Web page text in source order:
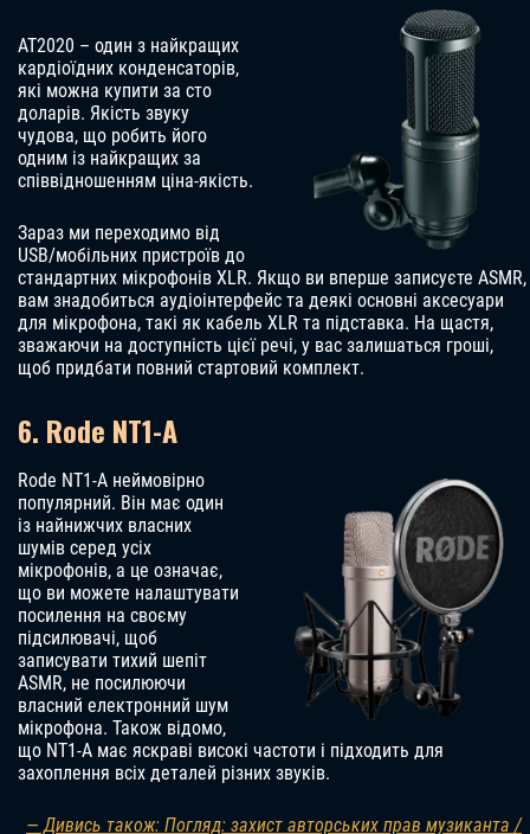
AT2020 – один з найкращих
кардіоїдних конденсаторів,
які можна купити за сто
доларів. Якість звуку
чудова, що робить його
одним із найкращих за
співвідношенням ціна-якість.
Зараз ми переходимо від
USB/мобільних пристроїв до
стандартних мікрофонів XLR. Якщо ви вперше записуєте ASMR,
вам знадобиться аудіоінтерфейс та деякі основні аксесуари
для мікрофона, такі як кабель XLR та підставка. На щастя,
зважаючи на доступність цієї речі, у вас залишаться гроші,
щоб придбати повний стартовий комплект.
6. Rode NT1-A
Rode NT1-A неймовірно
популярний. Він має один
із найнижчих власних
шумів серед усіх
мікрофонів, а це означає,
що ви можете налаштувати
посилення на своєму
підсилювачі, щоб
записувати тихий шепіт
ASMR, не посилюючи
власний електронний шум
мікрофона. Також відомо,
що NT1-A має яскраві високі частоти і підходить для
захоплення всіх деталей різних звуків.
— Дивись також: Погляд: захист авторських прав музиканта /